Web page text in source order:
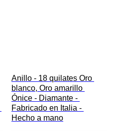
Anillo - 18 quilates Oro
blanco, Oro amarillo
Ónice - Diamante -
Fabricado en Italia -
Hecho a mano